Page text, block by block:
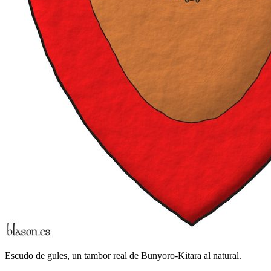
Escudo de gules, un tambor real de Bunyoro-Kitara al natural.